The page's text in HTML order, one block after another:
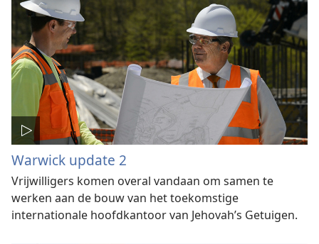
Warwick update 2
Vrijwilligers komen overal vandaan om samen te
werken aan de bouw van het toekomstige
internationale hoofdkantoor van Jehovah’s Getuigen.